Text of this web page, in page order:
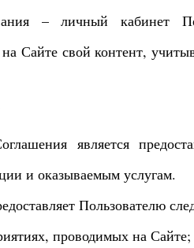
– личный кабинет
Сайте свой контент,
является
и оказываемым услугам.
Пользователю
проводимых на Сайте;